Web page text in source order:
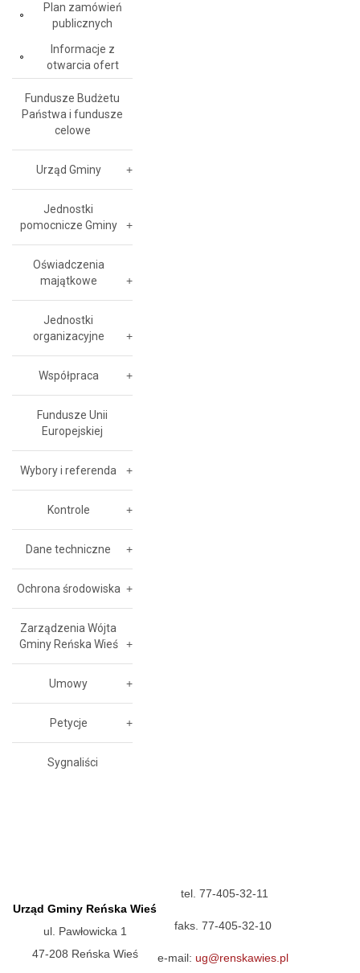
Plan zamówień
publicznych
Informacje z
otwarcia ofert
Fundusze Budżetu
Państwa i fundusze
celowe
Urząd Gminy
Jednostki
pomocnicze Gminy
Oświadczenia
majątkowe
Jednostki
organizacyjne
Współpraca
Fundusze Unii
Europejskiej
Wybory i referenda
Kontrole
Dane techniczne
Ochrona środowiska
Zarządzenia Wójta
Gminy Reńska Wieś
Umowy
Petycje
Sygnaliści
Urząd Gminy Reńska Wieś
ul. Pawłowicka 1
47-208 Reńska Wieś
tel. 77-405-32-11
faks. 77-405-32-10
e-mail: ug@renskawies.pl